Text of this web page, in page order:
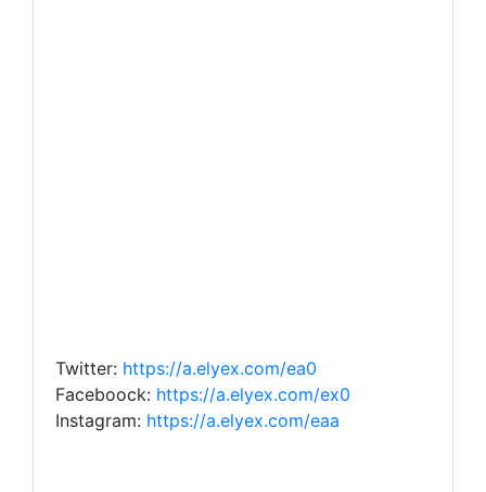
Twitter: https://a.elyex.com/ea0
Faceboock: https://a.elyex.com/ex0
Instagram: https://a.elyex.com/eaa